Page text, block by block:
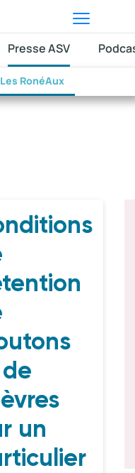
Presse ASV
Les RonéAux
un